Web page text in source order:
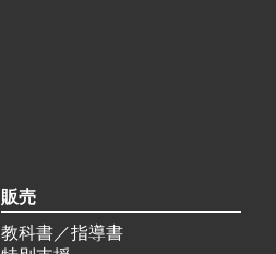
販売
教科書／指導書